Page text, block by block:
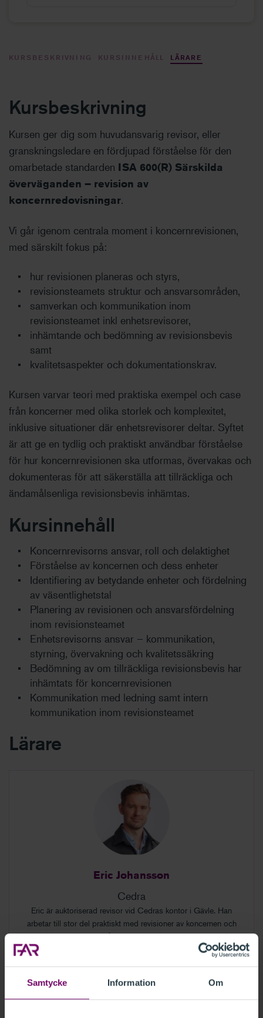
Samtycke Information Om
KURSBESKRIVNING KURSINNEHÅLL LÄRARE
Kursbeskrivning
Kursen ger dig som huvudansvarig revisor, eller
granskningsledare en fördjupad förståelse för den
omarbetade standarden ISA 600(R) Särskilda
överväganden – revision av
koncernredovisningar.
Vi går igenom centrala moment i koncernrevisionen,
med särskilt fokus på:
hur revisionen planeras och styrs,
revisionsteamets struktur och ansvarsområden,
samverkan och kommunikation inom
revisionsteamet inkl enhetsrevisorer,
inhämtande och bedömning av revisionsbevis
samt
kvalitetsaspekter och dokumentationskrav.
Kursen varvar teori med praktiska exempel och case
från koncerner med olika storlek och komplexitet,
inklusive situationer där enhetsrevisorer deltar. Syftet
är att ge en tydlig och praktiskt användbar förståelse
för hur koncernrevisionen ska utformas, övervakas och
dokumenteras för att säkerställa att tillräckliga och
ändamålsenliga revisionsbevis inhämtas.
Kursinnehåll
Koncernrevisorns ansvar, roll och delaktighet
Förståelse av koncernen och dess enheter
Identifiering av betydande enheter och fördelning
av väsentlighetstal
Planering av revisionen och ansvarsfördelning
inom revisionsteamet
Enhetsrevisorns ansvar – kommunikation,
styrning, övervakning och kvalitetssäkring
Bedömning av om tillräckliga revisionsbevis har
inhämtats för koncernrevisionen
Kommunikation med ledning samt intern
kommunikation inom revisionsteamet
Lärare
Eric Johansson
Cedra
Eric är auktoriserad revisor vid Cedras kontor i Gävle. Han
arbetar till stor del praktiskt med revisioner av koncernen och
medelstora företag, både som huvudansvarig revisor och